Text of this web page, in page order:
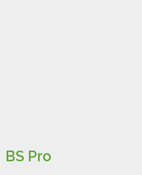
BS Pro